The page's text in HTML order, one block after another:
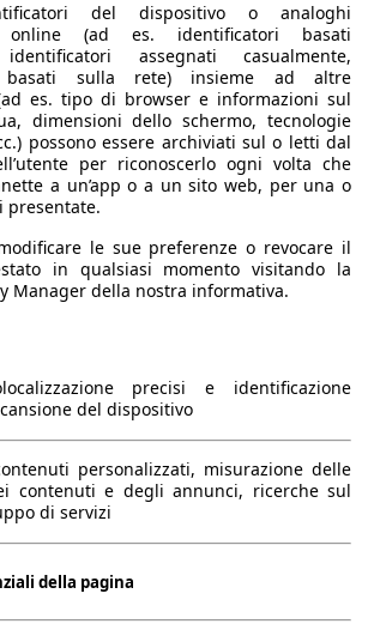
120 kW (160 PS)
km/h)
9.1s
(km/h)
200 km/h
7
270 nm
1332 ccm
Benzina
4410 mm
1650 mm
2046 kg
del dispositivo o analoghi
online (ad es. identificatori basati
identificatori assegnati casualmente,
basati sulla rete) insieme ad altre
es. tipo di browser e informazioni sul
dimensioni dello schermo, tecnologie
possono essere archiviati sul o letti dal
per riconoscerlo ogni volta che
a un’app o a un sito web, per una o
presentate.
le sue preferenze o revocare il
in qualsiasi momento visitando la
Manager della nostra informativa.
precisi e identificazione
del dispositivo
personalizzati, misurazione delle
contenuti e degli annunci, ricerche sul
di servizi
della pagina